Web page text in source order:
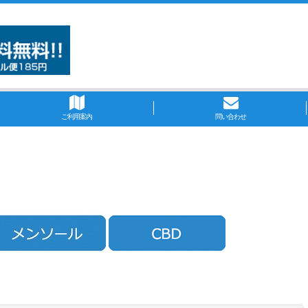
ご利用案内 問い合わせ